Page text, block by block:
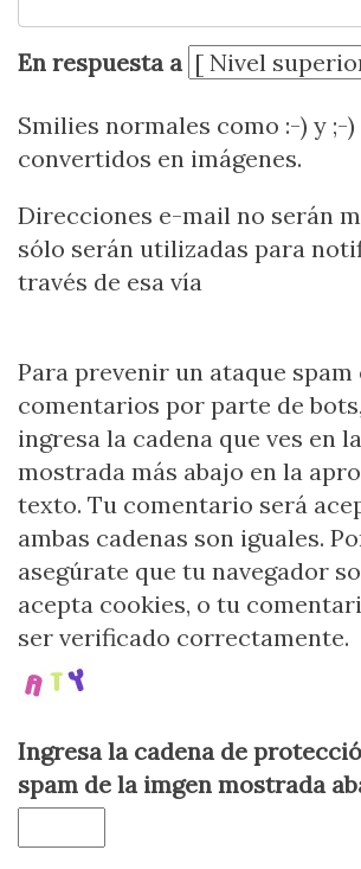
En respuesta a
Smilies normales como :-) y ;-)
convertidos en imágenes.
Direcciones e-mail no serán
sólo serán utilizadas para
través de esa vía
Para prevenir un ataque spam
comentarios por parte de
ingresa la cadena que ves en
mostrada más abajo en la
texto. Tu comentario será
ambas cadenas son iguales.
asegúrate que tu navegador
acepta cookies, o tu
ser verificado correctamente.
Ingresa la cadena de
spam de la imgen mostrada